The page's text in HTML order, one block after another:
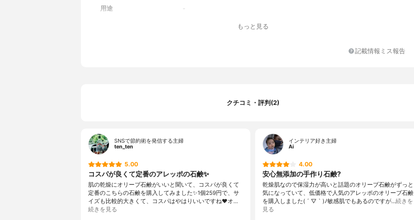
用途
もっと見る
記載情報ミス報告
クチコミ・評判(2)
SNSで節約術を発信する主婦
ten_ten
5.00
コスパが良くて定番のアレッポの石鹸✨
肌の乾燥にオリーブ石鹸がいいと聞いて、コスパが良くて
定番のこちらの石鹸を購入してみました✨1個259円で、サ
イズも比較的大きくて、コスパはやはりいいですね❤️オ…
続きを見る
インテリア好き主婦
Ai
4.00
安心無添加の手作り石鹸?
乾燥肌なので保湿力が高いと話題のオリーブ石鹸がずっと
気になっていて、低価格で人気のアレッポのオリーブ石鹸
を購入しました( ´ ▽ ` )ﾉ敏感肌でもあるのですが…続きを
見る